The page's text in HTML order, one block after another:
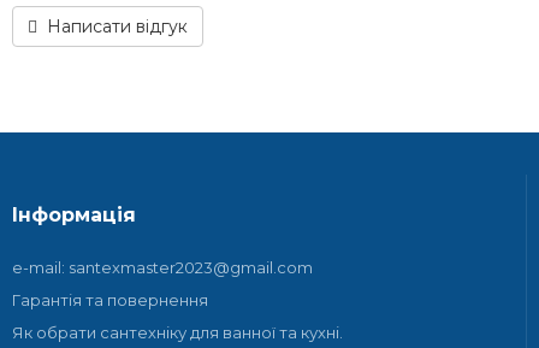
Написати відгук
Інформація
e-mail: santexmaster2023@gmail.com
Гарантія та повернення
Як обрати сантехніку для ванної та кухні.